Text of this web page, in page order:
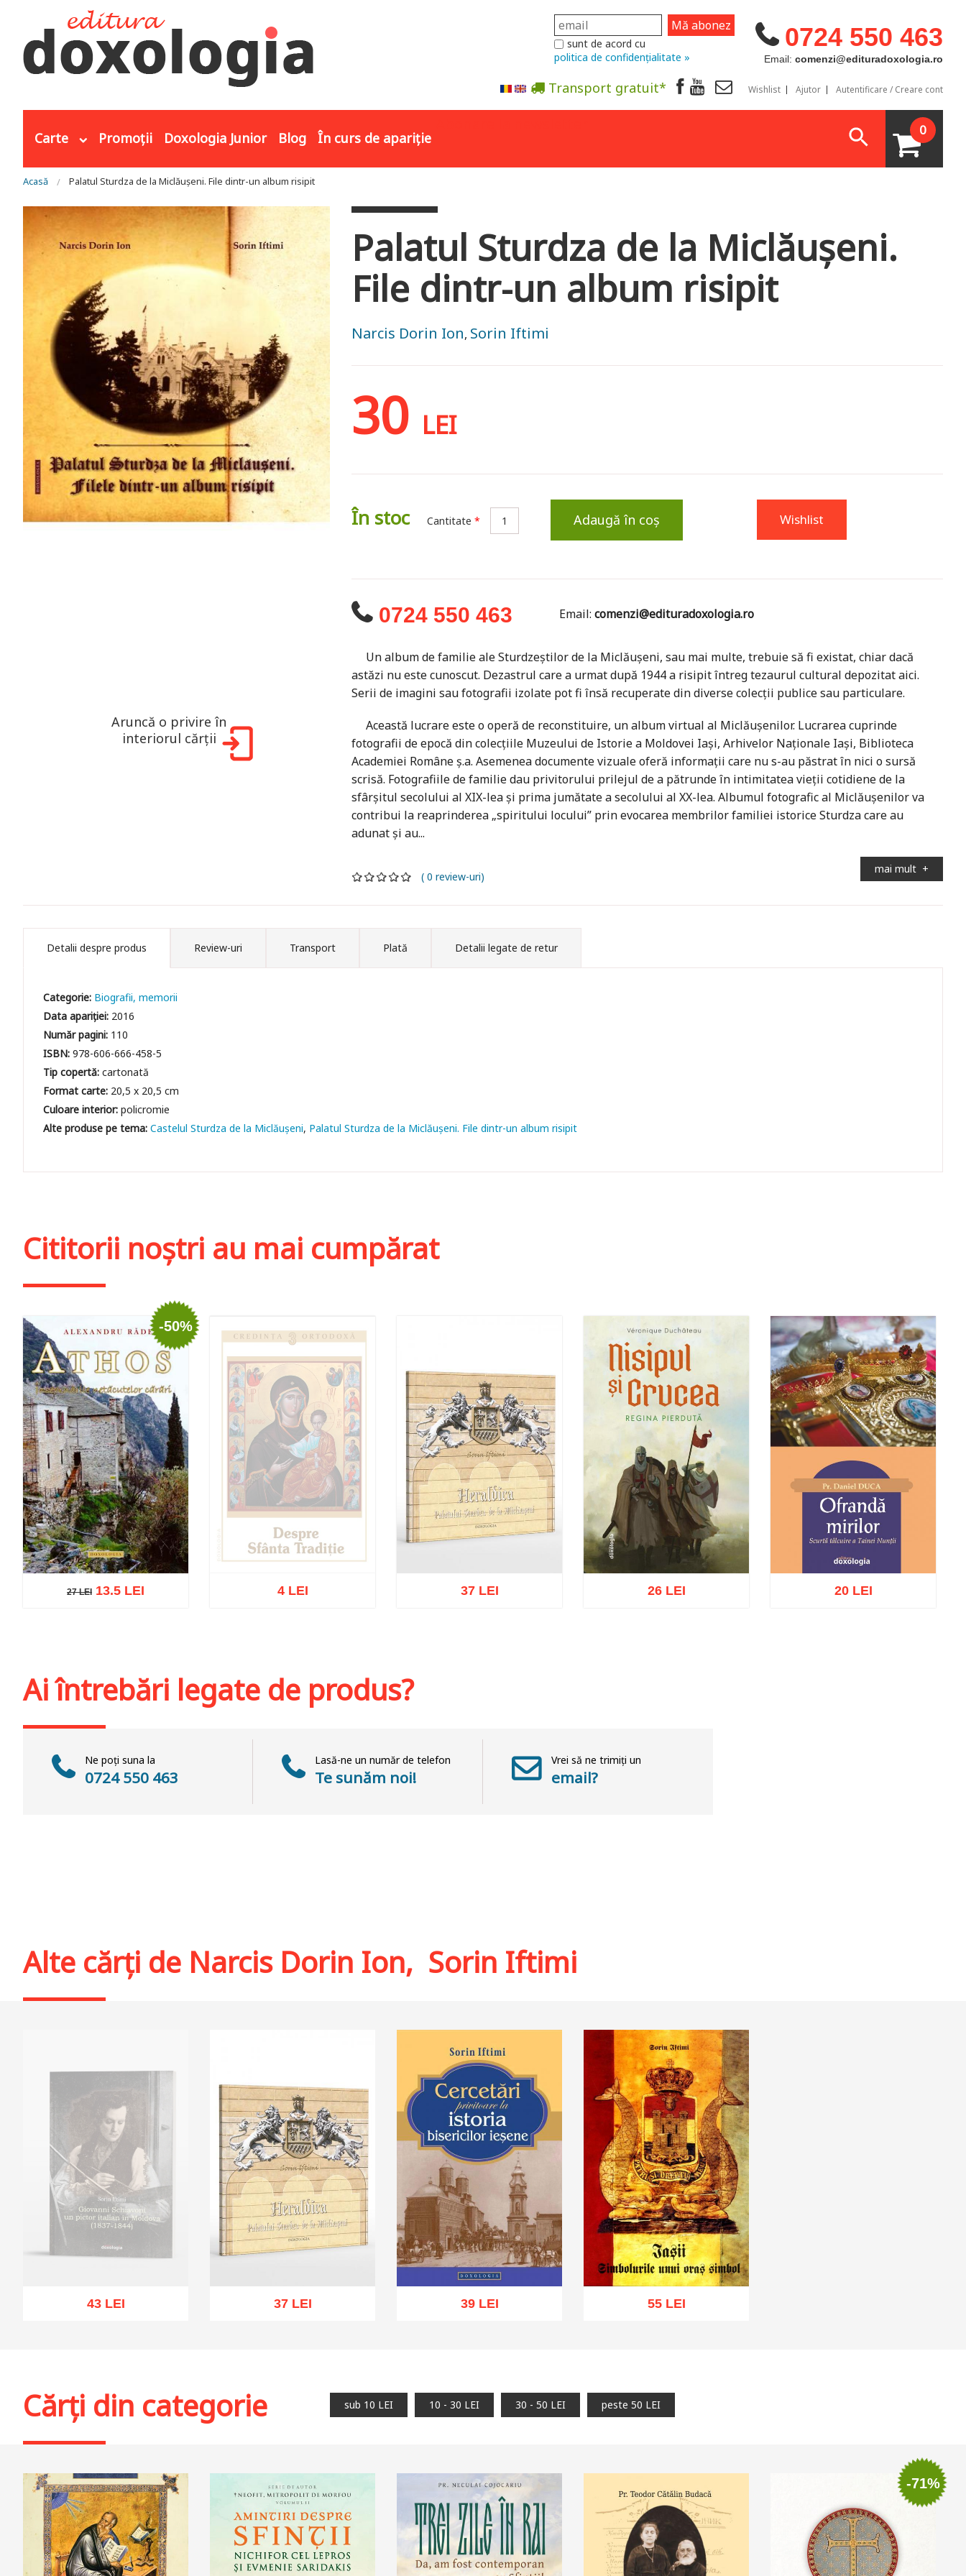
0724 550 463
Email: comenzi@edituradoxologia.ro
sunt de acord cu
politica de confidențialitate »
Transport gratuit* Wishlist Ajutor Autentificare / Creare cont
Carte Promoții Doxologia Junior Blog În curs de apariție 0
Eşti aici
Acasă Palatul Sturdza de la Miclăușeni. File dintr-un album risipit
Aruncă o privire în
interiorul cărții
Palatul Sturdza de la Miclăușeni.
File dintr-un album risipit
Narcis Dorin Ion, Sorin Iftimi
30 LEI
În stoc Cantitate * Adaugă în coș Wishlist
0724 550 463 Email:comenzi@edituradoxologia.ro
Un album de familie ale Sturdzeștilor de la Miclăușeni, sau mai multe, trebuie să fi existat, chiar dacă
astăzi nu este cunoscut. Dezastrul care a urmat după 1944 a risipit întreg tezaurul cultural depozitat aici.
Serii de imagini sau fotografii izolate pot fi însă recuperate din diverse colecții publice sau particulare.
Această lucrare este o operă de reconstituire, un album virtual al Miclăușenilor. Lucrarea cuprinde
fotografii de epocă din colecțiile Muzeului de Istorie a Moldovei Iași, Arhivelor Naționale Iași, Biblioteca
Academiei Române ș.a. Asemenea documente vizuale oferă informații care nu s-au păstrat în nici o sursă
scrisă. Fotografiile de familie dau privitorului prilejul de a pătrunde în intimitatea vieții cotidiene de la
sfârșitul secolului al XIX-lea și prima jumătate a secolului al XX-lea. Albumul fotografic al Miclăușenilor va
contribui la reaprinderea „spiritului locului” prin evocarea membrilor familiei istorice Sturdza care au
adunat și au...
mai mult +
( 0 review-uri)
Detalii despre produs Review-uri Transport Plată Detalii legate de retur
Categorie: Biografii, memorii
Data apariției: 2016
Număr pagini: 110
ISBN:978-606-666-458-5
Tip copertă:cartonată
Format carte: 20,5 x 20,5 cm
Culoare interior:policromie
Castelul Sturdza de la Miclăuşeni Palatul Sturdza de la Miclăușeni. File dintr-un album risipit
Cititorii noștri au mai cumpărat
-50%
27 LEI 13.5 LEI 4 LEI 37 LEI 26 LEI 20 LEI
Ai întrebări legate de produs?
Ne poți suna la
0724 550 463
Lasă-ne un număr de telefon
Te sunăm noi!
Vrei să ne trimiți un
email?
Alte cărți de Narcis Dorin Ion, Sorin Iftimi
43 LEI 37 LEI 39 LEI 55 LEI
Cărți din categorie sub 10 LEI 10 - 30 LEI 30 - 50 LEI peste 50 LEI
-71%